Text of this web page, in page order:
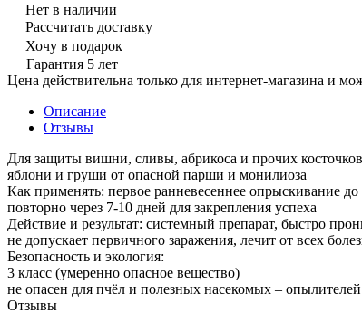
Нет в наличии
Рассчитать доставку
Хочу в подарок
Гарантия 5 лет
Цена действительна только для интернет-магазина и
Описание
Отзывы
Для защиты вишни, сливы, абрикоса и прочих
яблони и груши от опасной парши и монилиоза
Как применять: первое ранневесеннее опрыскивание
повторно через 7-10 дней для закрепления успеха
Действие и результат: системный препарат, быстро
не допускает первичного заражения, лечит от всех
Безопасность и экология:
3 класс (умеренно опасное вещество)
не опасен для пчёл и полезных насекомых –
Отзывы